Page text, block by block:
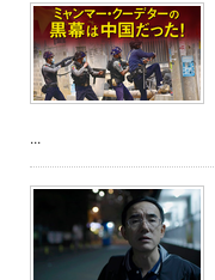
...